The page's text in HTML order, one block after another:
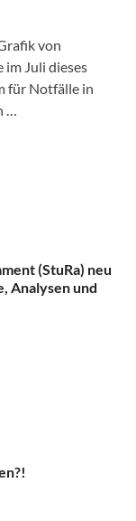
von
im Juli dieses
für Notfälle in
(StuRa) neu
Analysen und